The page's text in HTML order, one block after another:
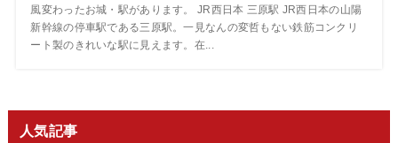
風変わったお城・駅があります。 JR西日本 三原駅 JR西日本の山陽
新幹線の停車駅である三原駅。一見なんの変哲もない鉄筋コンクリ
ート製のきれいな駅に見えます。在...
人気記事